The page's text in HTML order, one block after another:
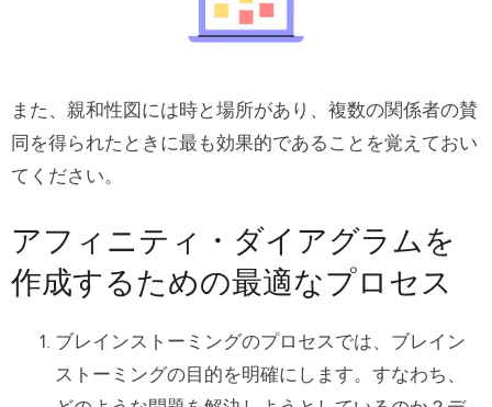
また、親和性図には時と場所があり、複数の関係者の賛
同を得られたときに最も効果的であることを覚えておい
てください。
アフィニティ・ダイアグラムを
作成するための最適なプロセス
ブレインストーミングのプロセスでは、ブレイン
ストーミングの目的を明確にします。すなわち、